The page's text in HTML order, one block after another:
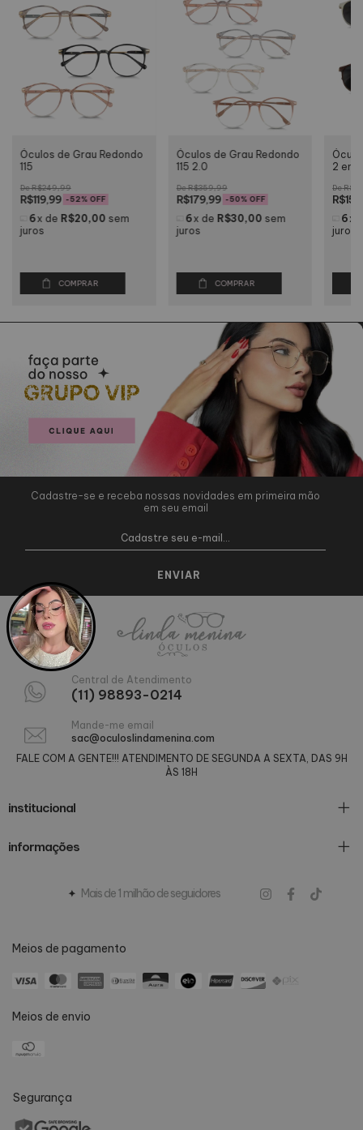
Óculos de Grau Redondo
115
R$249,99
R$119,99 -52% OFF
6 x de R$20,00 sem
juros
COMPRAR
Óculos de Grau Redondo
115 2.0
R$359,99
R$179,99 -50% OFF
6 x de R$30,00 sem
juros
COMPRAR
2 em 1
6 x
juros
Central de Atendimento
(11) 98893-0214
Mande-me email
sac@oculoslindamenina.com
FALE COM A GENTE!!! ATENDIMENTO DE SEGUNDA A SEXTA, DAS 9H
ÀS 18H
institucional
informações
Mais de 1 milhão de seguidores
Cadastre-se e receba nossas novidades em primeira mão
em seu email
Meios de pagamento
Meios de envio
Segurança